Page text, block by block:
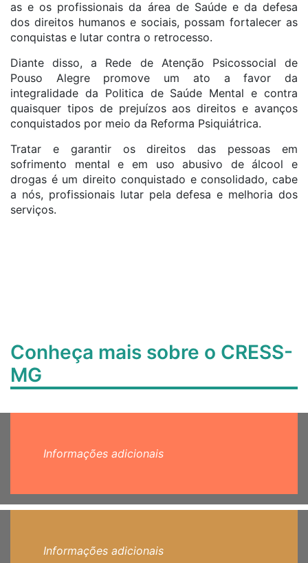
as e os profissionais da área de Saúde e da defesa
dos direitos humanos e sociais, possam fortalecer as
conquistas e lutar contra o retrocesso.
Diante disso, a Rede de Atenção Psicossocial de
Pouso Alegre promove um ato a favor da
integralidade da Politica de Saúde Mental e contra
quaisquer tipos de prejuízos aos direitos e avanços
conquistados por meio da Reforma Psiquiátrica.
Tratar e garantir os direitos das pessoas em
sofrimento mental e em uso abusivo de álcool e
drogas é um direito conquistado e consolidado, cabe
a nós, profissionais lutar pela defesa e melhoria dos
serviços.
Conheça mais sobre o CRESS-
MG
Informações adicionais
Informações adicionais